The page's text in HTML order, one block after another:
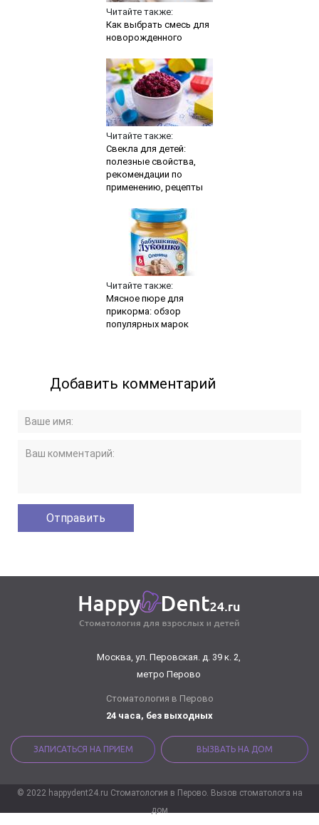
Читайте также:
Как выбрать смесь для
новорожденного
Читайте также:
Свекла для детей:
полезные свойства,
рекомендации по
применению, рецепты
Читайте также:
Мясное пюре для
прикорма: обзор
популярных марок
Добавить комментарий
Москва, ул. Перовская. д. 39 к. 2,
метро Перово
Стоматология в Перово
24 часа, без выходных
ЗАПИСАТЬСЯ НА ПРИЕМ ВЫЗВАТЬ НА ДОМ
© 2022 happydent24.ru Стоматология в Перово. Вызов стоматолога на
дом